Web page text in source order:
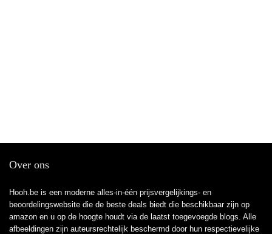
Over ons
Hooh.be is een moderne alles-in-één prijsvergelijkings- en
beoordelingswebsite die de beste deals biedt die beschikbaar zijn op
amazon en u op de hoogte houdt via de laatst toegevoegde blogs. Alle
afbeeldingen zijn auteursrechtelijk beschermd door hun respectievelijke